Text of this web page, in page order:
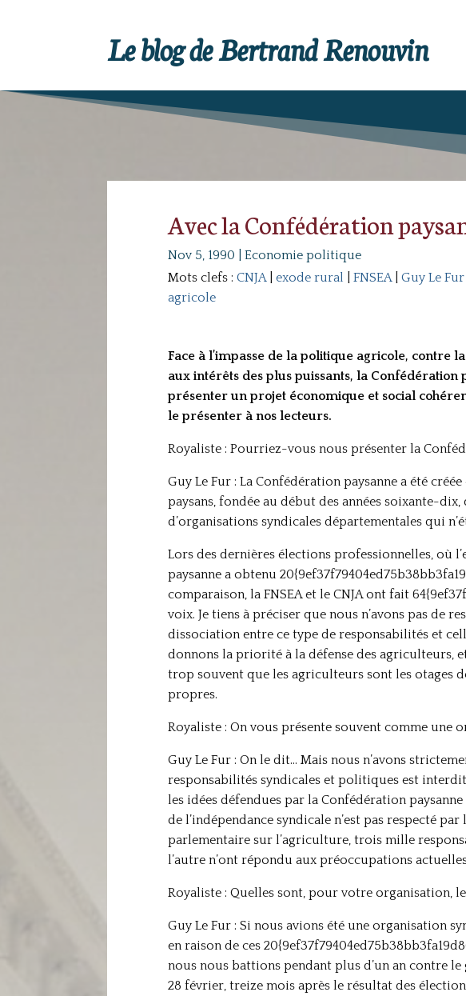
Le blog de Bertrand Renouvin
Avec la Confédération
Nov 5, 1990
Economie politique
Mots clefs : CNJA| exode rural FNSEA| Guy Le Fur|
agricole
Face à l’impasse de la politique agricole, contre
aux intérêts des plus puissants, la
présenter un projet économique et social
le présenter à nos lecteurs.
Royaliste : Pourriez-vous nous présenter la
Guy Le Fur : La Confédération paysanne a été
paysans, fondée au début des années soixante-
d’organisations syndicales départementales qui
Lors des dernières élections professionnelles, où
paysanne a obtenu
comparaison, la FNSEA et le CNJA ont fait
voix. Je tiens à préciser que nous n’avons pas de
dissociation entre ce type de responsabilités et
donnons la priorité à la défense des agriculteurs,
trop souvent que les agriculteurs sont les otages
propres.
Royaliste : On vous présente souvent comme une
Guy Le Fur : On le dit… Mais nous n’avons
responsabilités syndicales et politiques est
les idées défendues par la Confédération
de l’indépendance syndicale n’est pas respecté
parlementaire sur l’agriculture, trois mille
l’autre n’ont répondu aux préoccupations
Royaliste : Quelles sont, pour votre organisation,
Guy Le Fur : Si nous avions été une organisation
en raison de ces
nous nous battions pendant plus d’un an contre
28 février, treize mois après le résultat des